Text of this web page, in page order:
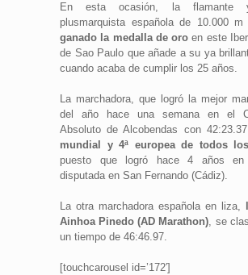
En esta ocasión, la flamante
plusmarquista española de 10.000 m
ganado la medalla de oro en este
de Sao Paulo que añade a su ya
cuando acaba de cumplir los 25 años.
La marchadora, que logró la mejor
del año hace una semana en el
Absoluto de Alcobendas con 42:23.37
mundial y 4ª europea de todos
puesto que logró hace 4 años
disputada en San Fernando (Cádiz).
La otra marchadora española en liza,
Ainhoa Pinedo (AD Marathon), se
un tiempo de 46:46.97.
[touchcarousel id=’172′]